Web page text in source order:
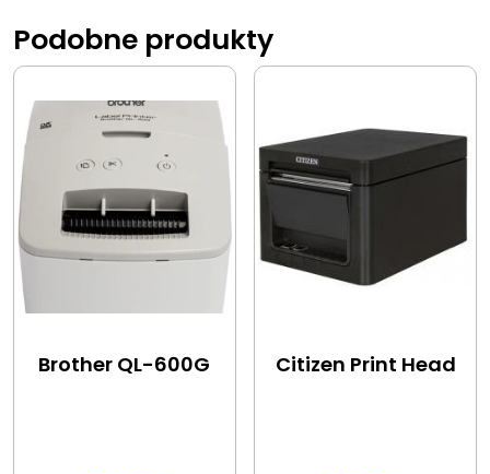
Podobne produkty
Brother QL-600G Citizen Print Head